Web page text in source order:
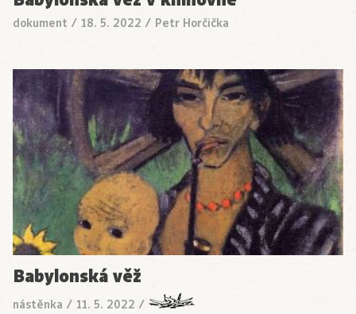
dokument / 18. 5. 2022 / Petr Horčička
Babylonská věž
nástěnka / 11. 5. 2022 /